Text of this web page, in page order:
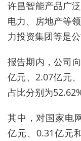
许昌智能产品广
电力、房地产等
力投资集团等是
报告期内，公司
亿元、2.07亿元
占比分别为
其中，对国家电
亿元、0.31亿元